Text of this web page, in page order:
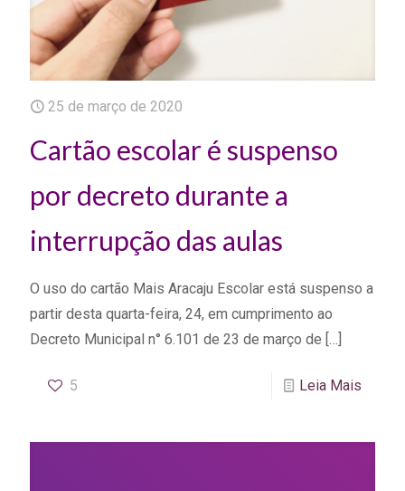
25 de março de 2020
Cartão escolar é suspenso
por decreto durante a
interrupção das aulas
O uso do cartão Mais Aracaju Escolar está suspenso a
partir desta quarta-feira, 24, em cumprimento ao
Decreto Municipal n° 6.101 de 23 de março de […]
5 Leia Mais